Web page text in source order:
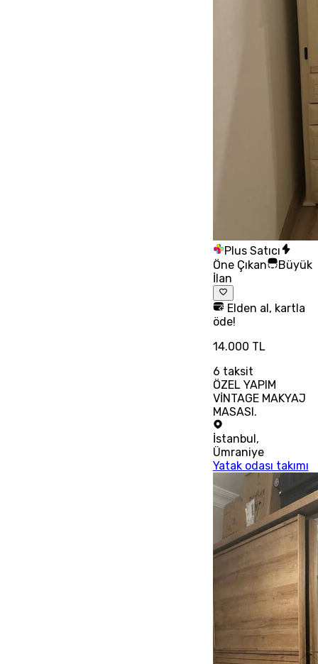
Plus Satıcı
Öne Çıkan
Büyük
İlan
Elden al, kartla
öde!
14.000 TL
6 taksit
ÖZEL YAPIM
VİNTAGE MAKYAJ
MASASI.
İstanbul,
Ümraniye
Yatak odası takımı